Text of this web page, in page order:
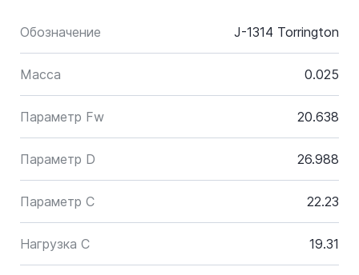
Обозначение J-1314 Torrington
Масса 0.025
Параметр Fw 20.638
Параметр D 26.988
Параметр C 22.23
Нагрузка C 19.31